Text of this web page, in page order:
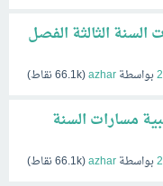
السنة الثالثة الفصل
بواسطةazhar
(
66.1kنقاط)
مسارات السنة
بواسطةazhar
(
66.1kنقاط)